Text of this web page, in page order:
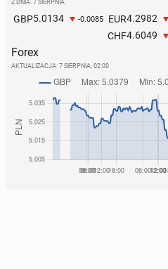
Z DNIA: 7 SIERPNIA
GBP5.0134 -0.0085 EUR4.2982
CHF4.6049
Forex
AKTUALIZACJA: 7 SIERPNIA, 02:00